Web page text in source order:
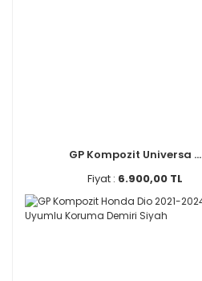
GP Kompozit Universa ...
Fiyat : 6.900,00 TL